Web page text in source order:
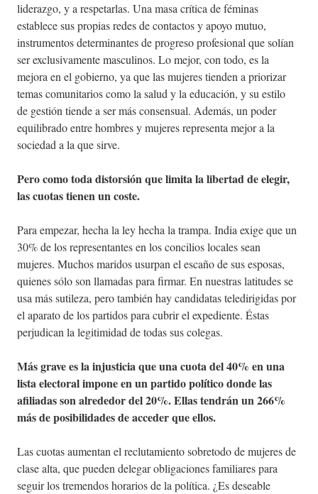
liderazgo, y a respetarlas. Una masa crítica de féminas
establece sus propias redes de contactos y apoyo mutuo,
instrumentos determinantes de progreso profesional que solían
ser exclusivamente masculinos. Lo mejor, con todo, es la
mejora en el gobierno, ya que las mujeres tienden a priorizar
temas comunitarios como la salud y la educación, y su estilo
de gestión tiende a ser más consensual. Además, un poder
equilibrado entre hombres y mujeres representa mejor a la
sociedad a la que sirve.
Pero como toda distorsión que limita la libertad de elegir,
las cuotas tienen un coste.
Para empezar, hecha la ley hecha la trampa. India exige que un
30% de los representantes en los concilios locales sean
mujeres. Muchos maridos usurpan el escaño de sus esposas,
quienes sólo son llamadas para firmar. En nuestras latitudes se
usa más sutileza, pero también hay candidatas teledirigidas por
el aparato de los partidos para cubrir el expediente. Éstas
perjudican la legitimidad de todas sus colegas.
Más grave es la injusticia que una cuota del 40% en una
lista electoral impone en un partido político donde las
afiliadas son alrededor del 20%. Ellas tendrán un 266%
más de posibilidades de acceder que ellos.
Las cuotas aumentan el reclutamiento sobretodo de mujeres de
clase alta, que pueden delegar obligaciones familiares para
seguir los tremendos horarios de la política. ¿Es deseable